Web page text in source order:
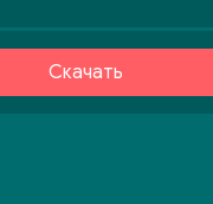
Скачать